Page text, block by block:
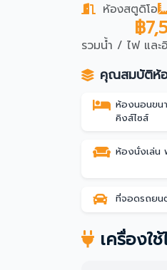
ห้องสตูดิโอ
฿
รวมน้ำ / ไฟ และ
คุณสมบัติห้
ห้องนอนขน
คิงส์ไซส์
ห้องนั่งเล่น
ที่จอดรถยน
เครื่องใ